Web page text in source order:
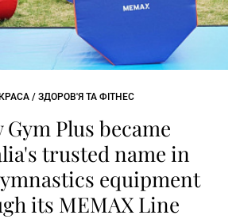
/ ЗДОРОВ'Я ТА ФІТНЕС
Gym Plus became
trusted name in
equipment
its MEMAX Line